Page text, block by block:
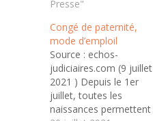
travail permettra aux
jusqu’à huit jours de
congés payés à leurs
salariés. La ministre du
travail Élisabeth Borne
a confirmé, lundi matin
19 avril sur…
Presse"
Congé de paternité,
mode d’emploil
Source : echos-
judiciaires.com (9 juillet
2021 ) Depuis le 1er
juillet, toutes les
naissances permettent